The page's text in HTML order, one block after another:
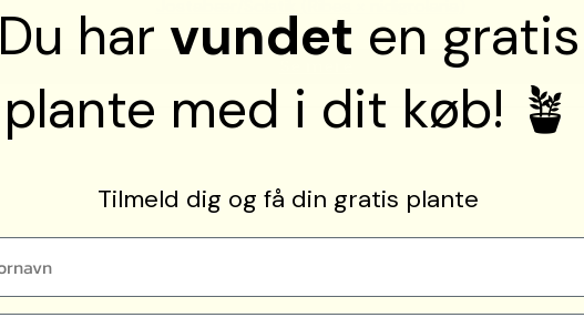
Du har vundet en gratis
plante med i dit køb! 🪴
Tilmeld dig og få din gratis plante